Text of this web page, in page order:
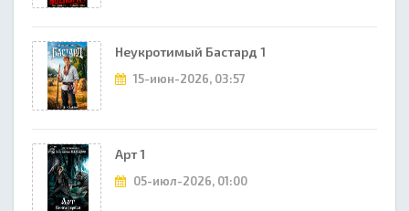
Неукротимый Бастард 1
15-июн-2026, 03:57
Арт 1
05-июл-2026, 01:00